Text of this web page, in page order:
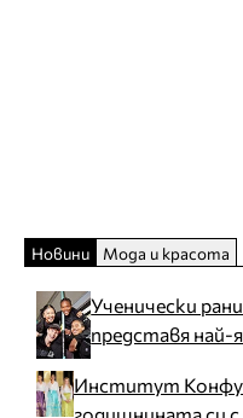
Новини Мода и красота
Ученически
представя най-
Институт